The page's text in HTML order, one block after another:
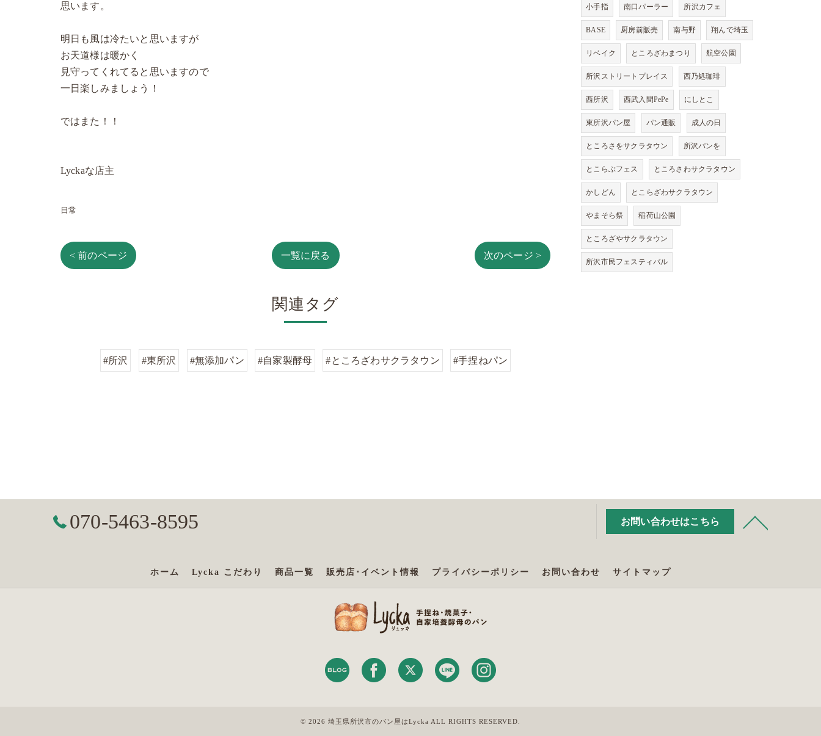
思います。
明日も風は冷たいと思いますが
お天道様は暖かく
見守ってくれてると思いますので
一日楽しみましょう！
ではまた！！
Lyckaな店主
日常
< 前のページ 一覧に戻る 次のページ >
関連タグ
#所沢 #東所沢 #無添加パン #自家製酵母 #ところざわサクラタウン #手捏ねパン
小手指 南口パーラー 所沢カフェ
BASE 厨房前販売 南与野 翔んで埼玉
リベイク ところざわまつり 航空公園
所沢ストリートプレイス 西乃処珈琲
西所沢 西武入間PePe にしとこ
東所沢パン屋 パン通販 成人の日
ところさをサクラタウン 所沢パンを
とこらぶフェス ところさわサクラタウン
かしどん とこらざわサクラタウン
やまそら祭 稲荷山公園
ところざやサクラタウン
所沢市民フェスティバル
070-5463-8595 お問い合わせはこちら
ホーム Lycka こだわり 商品一覧 販売店･イベント情報 プライバシーポリシー お問い合わせ サイトマップ
© 2026 埼玉県所沢市のパン屋はLycka ALL RIGHTS RESERVED.